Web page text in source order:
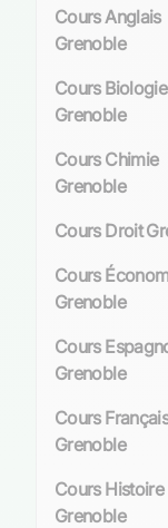
langues
encore séjours
facultés. Ces
permettent
plonger dans
méthodes
étrangères
Grenoble est
se mêlent
professionnels
entier. Cette
environnement
quotidien et
maîtriser
nouer des
partenaires
Cours Anglais
Grenoble
Cours Biologie
Grenoble
Cours Chimie
Grenoble
Cours Droit
Cours
Grenoble
Cours
Grenoble
Cours
Grenoble
Cours Histoire
Grenoble